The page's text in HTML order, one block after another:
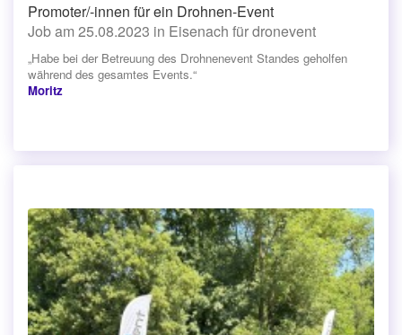
Promoter/-innen für ein Drohnen-Event
Job am 25.08.2023 in Eisenach für dronevent
„Habe bei der Betreuung des Drohnenevent Standes geholfen
während des gesamtes Events.“
Moritz